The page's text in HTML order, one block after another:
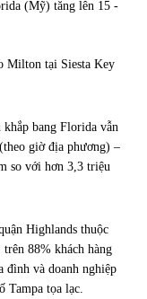
Milton tại Siesta Key
bang Florida vẫn
giờ địa phương) –
so với hơn 3,3 triệu
Highlands thuộc
88% khách hàng
đình và doanh nghiệp
Tampa tọa lạc.